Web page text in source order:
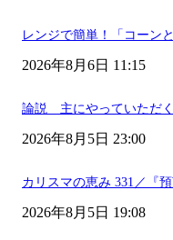
レンジで簡単！「コーン
2026年8月6日 11:15
論説 主にやっていただく
2026年8月5日 23:00
カリスマの恵み 331／『
2026年8月5日 19:08